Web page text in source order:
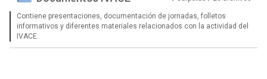
Contiene presentaciones, documentación de jornadas, folletos
informativos y diferentes materiales relacionados con la actividad del
IVACE.